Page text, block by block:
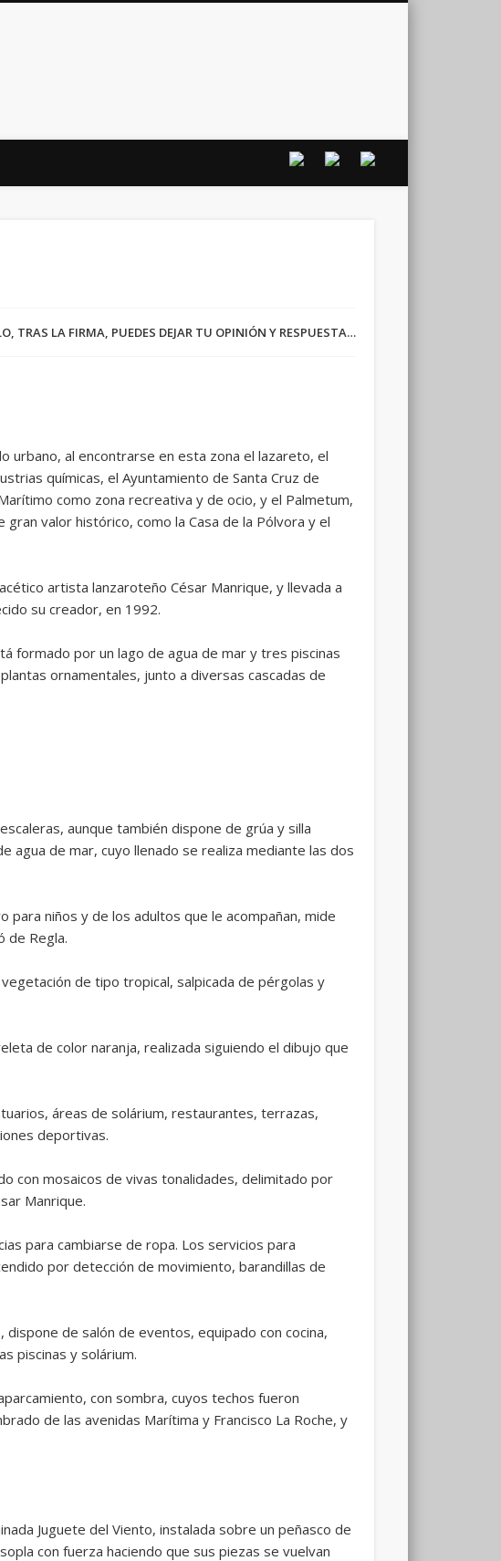
TRAS LA FIRMA, PUEDES DEJAR TU OPINIÓN Y RESPUESTA…
urbano, al encontrarse en esta zona el lazareto, el
químicas, el Ayuntamiento de Santa Cruz de
como zona recreativa y de ocio, y el Palmetum,
valor histórico, como la Casa de la Pólvora y el
artista lanzaroteño César Manrique, y llevada a
su creador, en 1992.
formado por un lago de agua de mar y tres piscinas
ornamentales, junto a diversas cascadas de
aunque también dispone de grúa y silla
agua de mar, cuyo llenado se realiza mediante las dos
para niños y de los adultos que le acompañan, mide
de Regla.
de tipo tropical, salpicada de pérgolas y
de color naranja, realizada siguiendo el dibujo que
áreas de solárium, restaurantes, terrazas,
deportivas.
con mosaicos de vivas tonalidades, delimitado por
Manrique.
para cambiarse de ropa. Los servicios para
por detección de movimiento, barandillas de
de salón de eventos, equipado con cocina,
piscinas y solárium.
con sombra, cuyos techos fueron
de las avenidas Marítima y Francisco La Roche, y
Juguete del Viento, instalada sobre un peñasco de
con fuerza haciendo que sus piezas se vuelvan